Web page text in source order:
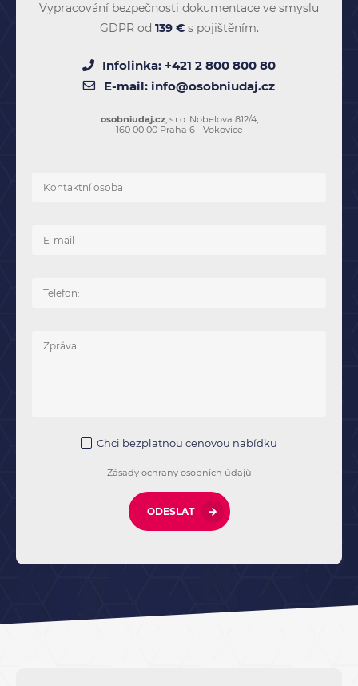
Vypracování bezpečnosti dokumentace ve smyslu
GDPR od 139 € s pojištěním.
Infolinka: +421 2 800 800 80
E-mail: info@osobniudaj.cz
osobniudaj.cz, s.r.o. Nobelova 812/4,
160 00 00 Praha 6 - Vokovice
Chci bezplatnou cenovou nabídku
Zásady ochrany osobních údajů
ODESLAT